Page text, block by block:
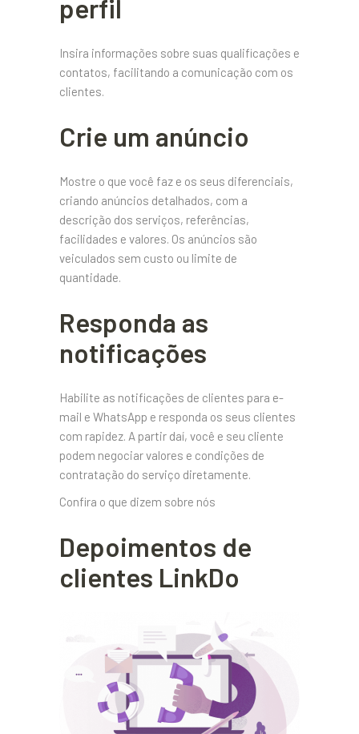
perfil
Insira informações sobre suas qualificações e
contatos, facilitando a comunicação com os
clientes.
Crie um anúncio
Mostre o que você faz e os seus diferenciais,
criando anúncios detalhados, com a
descrição dos serviços, referências,
facilidades e valores. Os anúncios são
veiculados sem custo ou limite de
quantidade.
Responda as
notificações
Habilite as notificações de clientes para e-
mail e WhatsApp e responda os seus clientes
com rapidez. A partir daí, você e seu cliente
podem negociar valores e condições de
contratação do serviço diretamente.
Confira o que dizem sobre nós
Depoimentos de
clientes LinkDo